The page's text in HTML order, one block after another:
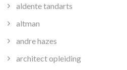
aldente tandarts
altman
andre hazes
architect opleiding